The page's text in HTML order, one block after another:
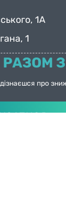
1А
1
РАЗОМ
про